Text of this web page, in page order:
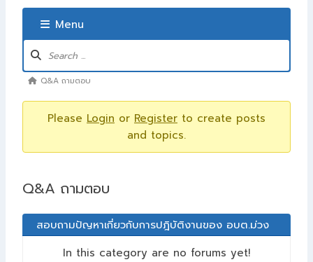
Menu
Q&A ถามตอบ
Please Login or Register to create posts
and topics.
Q&A ถามตอบ
สอบถามปัญหาเกี่ยวกับการปฎิบัติงานของ อบต.ม่วง
In this category are no forums yet!